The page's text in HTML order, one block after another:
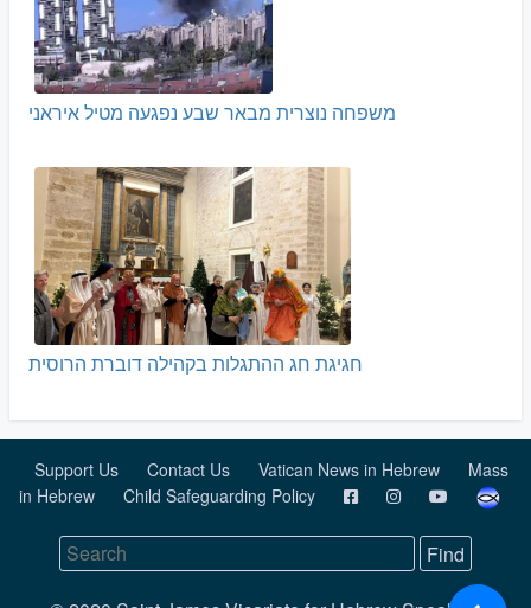
משפחה נוצרית מבאר שבע נפגעה מטיל איראני
חגיגת חג ההתגלות בקהילה דוברת הרוסית
Support Us Contact Us Vatican News in Hebrew
Mass
in Hebrew
Child Safeguarding Policy